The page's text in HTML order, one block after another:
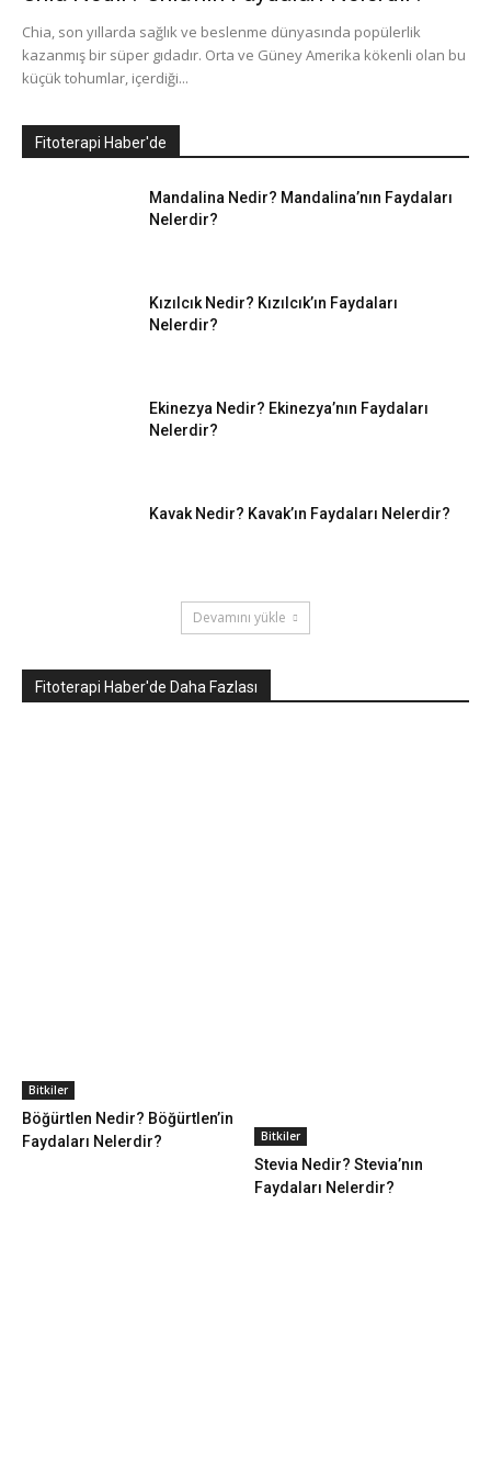
Chia, son yıllarda sağlık ve beslenme dünyasında popülerlik
kazanmış bir süper gıdadır. Orta ve Güney Amerika kökenli olan bu
küçük tohumlar, içerdiği...
Fitoterapi Haber'de
Mandalina Nedir? Mandalina’nın Faydaları
Nelerdir?
Kızılcık Nedir? Kızılcık’ın Faydaları
Nelerdir?
Ekinezya Nedir? Ekinezya’nın Faydaları
Nelerdir?
Kavak Nedir? Kavak’ın Faydaları Nelerdir?
Devamını yükle
Fitoterapi Haber'de Daha Fazlası
Bitkiler
Böğürtlen Nedir? Böğürtlen’in
Faydaları Nelerdir?
Bitkiler
Stevia Nedir? Stevia’nın
Faydaları Nelerdir?